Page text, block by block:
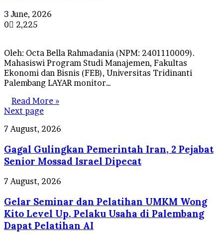
3 June, 2026
0
2,225
Oleh: Octa Bella Rahmadania (NPM: 2401110009).
Mahasiswi Program Studi Manajemen, Fakultas
Ekonomi dan Bisnis (FEB), Universitas Tridinanti
Palembang LAYAR monitor…
Read More »
Next page
Gagal
Pemerintah
Iran,
2
Pejabat
Senior
Mossad
Israel
Dipecat
7 August, 2026
Gagal Gulingkan Pemerintah Iran, 2 Pejabat
Senior Mossad Israel Dipecat
Gelar
dan
Pelatihan
UMKM
Wong
7 August, 2026
Gelar Seminar dan Pelatihan UMKM Wong
Kito Level Up, Pelaku Usaha di Palembang
Dapat Pelatihan AI